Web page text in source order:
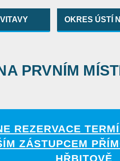
OKRES ÚSTÍ
PRVNÍM
REZERVACE
ZÁSTUPCEM
HŘBITOVĚ